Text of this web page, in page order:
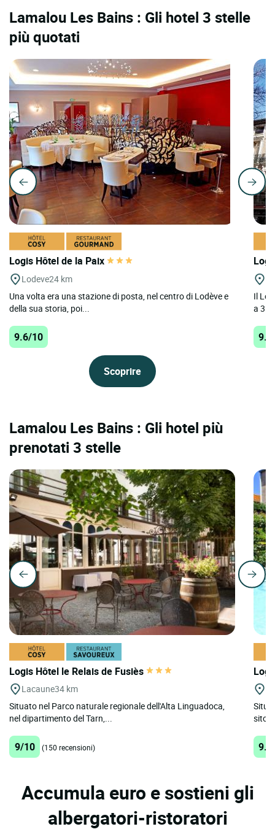
Lamalou Les Bains : Gli hotel 3 stelle
più quotati
Logis Hôtel de la Paix
Lodeve24 km
Una volta era una stazione di posta, nel centro di Lodève e
della sua storia, poi...
9.6/10
Scoprire
Il
a 3
Lamalou Les Bains : Gli hotel più
prenotati 3 stelle
Logis Hôtel le Relais de Fusiès
Lacaune34 km
Situato nel Parco naturale regionale dell'Alta Linguadoca,
nel dipartimento del Tarn,...
9/10 (150 recensioni)
sito
Accumula euro e sostieni gli
albergatori-ristoratori